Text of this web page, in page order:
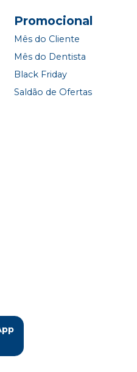
Promocional
Mês do Cliente
Mês do Dentista
Black Friday
Saldão de Ofertas